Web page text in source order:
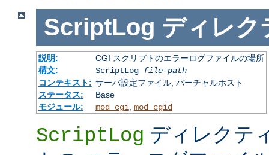
ScriptLog ディレク
説明:
CGI スクリプトのエラーログファイルの場所
構文:
ScriptLog file-path
コンテキスト: サーバ設定ファイル, バーチャルホスト
ステータス:
Base
モジュール:
mod_cgi mod_cgid
ScriptLog ディレクテ